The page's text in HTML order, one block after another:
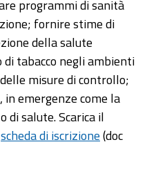
programmi di sanità
fornire stime di
della salute
tabacco negli ambienti
misure di controllo;
emergenze come la
di salute. Scarica il
scheda di iscrizione(doc